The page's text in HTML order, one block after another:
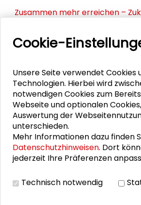
Zusammen mehr erreichen –
Schader-Festival 2026
25. Runder Tisch
PERSONEN IM KONTEXT
Kultur leben:
Canan Topçu
Lars Hennemann
Cookie-
Unsere Seite verwendet Cookies
Technologien. Hierbei wird
notwendigen Cookies zum
Webseite und optionalen Cookies,
Auswertung der
unterschieden.
Mehr Informationen dazu finden
Datenschutzhinweisen. Dort
jederzeit Ihre Präferenzen
Technisch notwendig